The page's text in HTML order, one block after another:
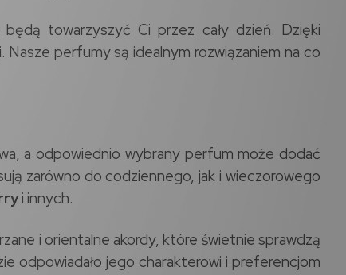
towarzyszyć Ci przez cały dzień. Dzięki
perfumy są idealnym rozwiązaniem na co
a odpowiednio wybrany perfum może dodać
zarówno do codziennego, jak i wieczorowego
i innych.
i orientalne akordy, które świetnie sprawdzą
odpowiadało jego charakterowi i preferencjom